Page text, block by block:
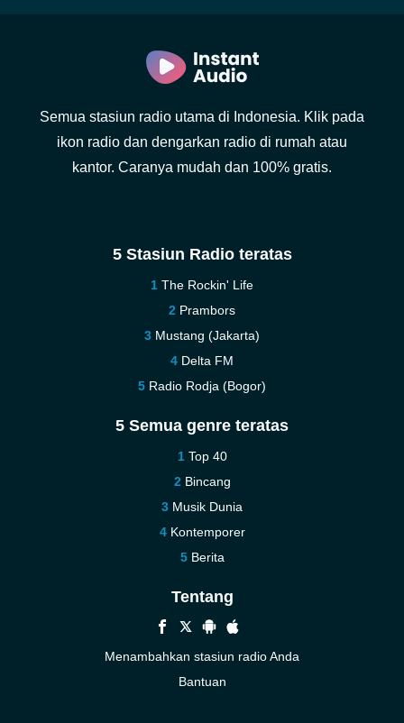
Semua stasiun radio utama di Indonesia. Klik pada
ikon radio dan dengarkan radio di rumah atau
kantor. Caranya mudah dan 100% gratis.
5 Stasiun Radio teratas
The Rockin' Life
Prambors
Mustang (Jakarta)
Delta FM
Radio Rodja (Bogor)
5 Semua genre teratas
Top 40
Bincang
Musik Dunia
Kontemporer
Berita
Tentang
Menambahkan stasiun radio Anda
Bantuan